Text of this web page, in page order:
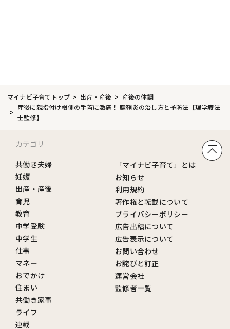
マイナビ子育てトップ 出産・産後
産後の体調
産後に親指付け根側の手首に激痛！ 腱鞘炎の治し方と予防法【理学療法
士監修】
カテゴリ
共働き夫婦
妊娠
出産・産後
育児
教育
中学受験
中学生
仕事
マネー
おでかけ
住まい
共働き家事
ライフ
連載
「マイナビ子育て」とは
お知らせ
利用規約
著作権と転載について
プライバシーポリシー
広告出稿について
広告表示について
お問い合わせ
お詫びと訂正
運営会社
監修者一覧